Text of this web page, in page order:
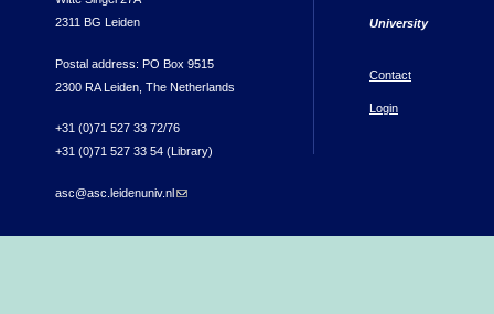
2311 BG Leiden
Postal address: PO Box 9515
2300 RA Leiden, The Netherlands
+31 (0)71 527 33 72/76
+31 (0)71 527 33 54 (Library)
asc@asc.leidenuniv.nl (link sends e-mail)
University
Contact
Login